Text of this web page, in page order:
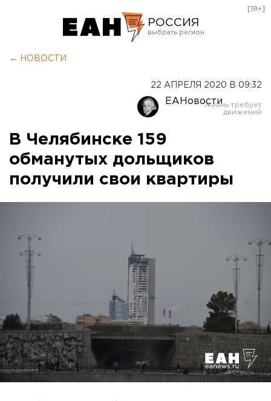
РОССИЯ
Оренбург
[18+]
← НОВОСТИ
22 АПРЕЛЯ 2020 В 09:32
ЕАНовости
В Челябинске 159
обманутых дольщиков
получили свои квартиры